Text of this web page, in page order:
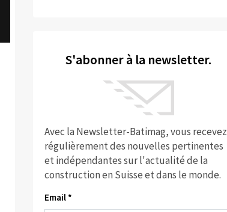
S'abonner à la newsletter.
Avec la Newsletter-Batimag, vous recevez
régulièrement des nouvelles pertinentes
et indépendantes sur l'actualité de la
construction en Suisse et dans le monde.
Email *